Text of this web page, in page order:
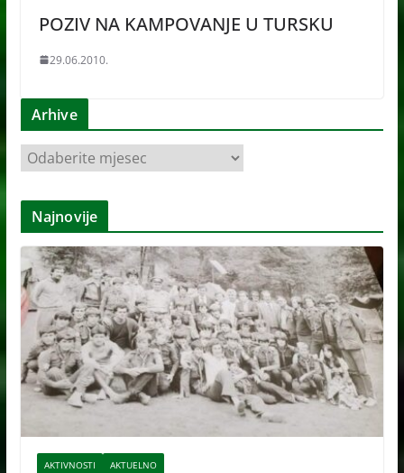
POZIV NA KAMPOVANJE U TURSKU
29.06.2010.
Arhive
r
h
v
e
Najnovije
AKTIVNOSTI AKTUELNO